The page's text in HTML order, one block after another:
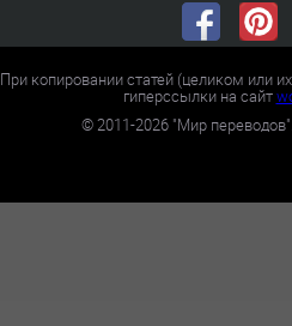
При копировании статей (целиком или
гиперссылки на сайт
©2011-2026 "Мир